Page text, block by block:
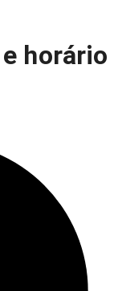
horário